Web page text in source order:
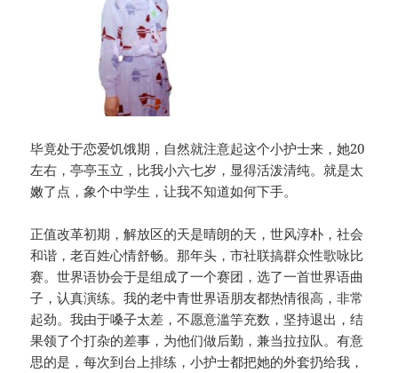
毕竟处于恋爱饥饿期，自然就注意起这个小护士来，她20
左右，亭亭玉立，比我小六七岁，显得活泼清纯。就是太
嫩了点，象个中学生，让我不知道如何下手。
正值改革初期，解放区的天是晴朗的天，世风淳朴，社会
和谐，老百姓心情舒畅。那年头，市社联搞群众性歌咏比
赛。世界语协会于是组成了一个赛团，选了一首世界语曲
子，认真演练。我的老中青世界语朋友都热情很高，非常
起劲。我由于嗓子太差，不愿意滥竽充数，坚持退出，结
果领了个打杂的差事，为他们做后勤，兼当拉拉队。有意
思的是，每次到台上排练，小护士都把她的外套扔给我，